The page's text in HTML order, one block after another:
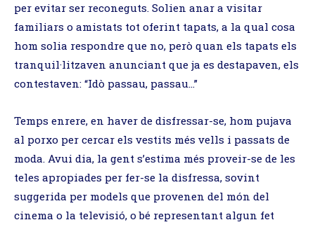
per evitar ser reconeguts. Solien anar a visitar
familiars o amistats tot oferint tapats, a la qual cosa
hom solia respondre que no, però quan els tapats els
tranquil·litzaven anunciant que ja es destapaven, els
contestaven: “Idò passau, passau…”
Temps enrere, en haver de disfressar-se, hom pujava
al porxo per cercar els vestits més vells i passats de
moda. Avui dia, la gent s’estima més proveir-se de les
teles apropiades per fer-se la disfressa, sovint
suggerida per models que provenen del món del
cinema o la televisió, o bé representant algun fet